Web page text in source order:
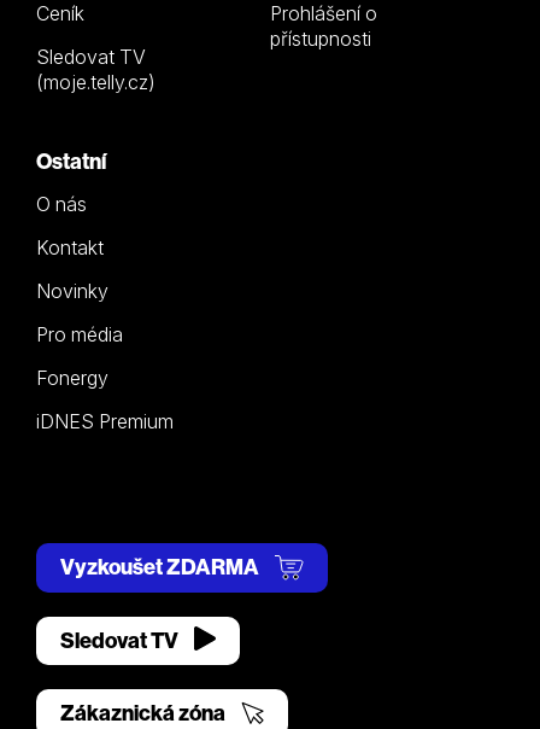
Ceník
Sledovat TV
(moje.telly.cz)
Prohlášení o
přístupnosti
Ostatní
O nás
Kontakt
Novinky
Pro média
Fonergy
iDNES Premium
Vyzkoušet ZDARMA
Sledovat TV
Zákaznická zóna